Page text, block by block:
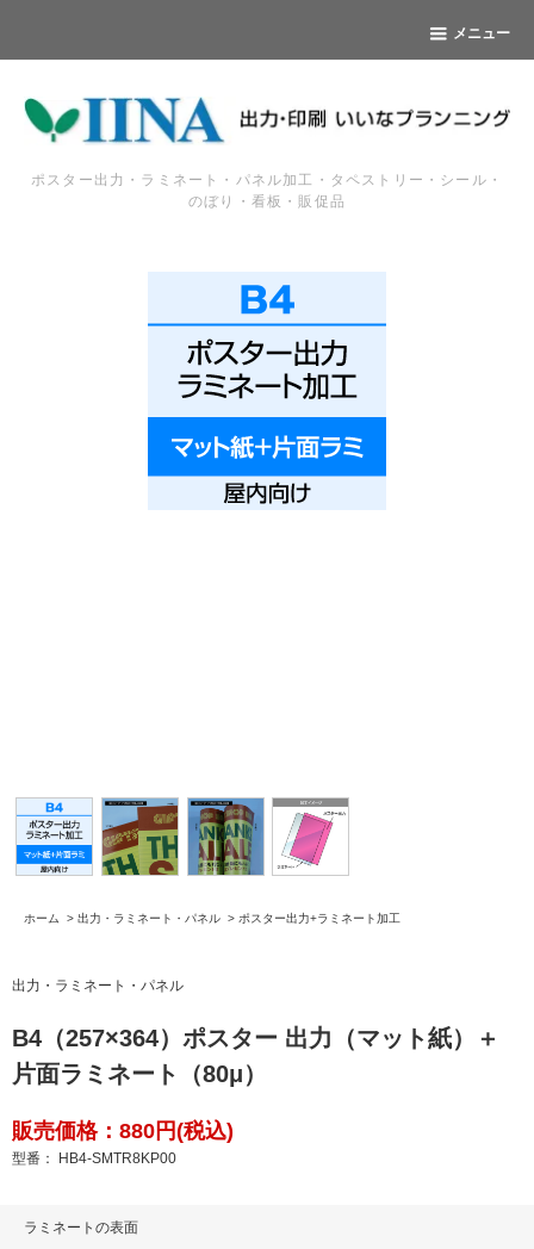
メニュー
ポスター出力・ラミネート・パネル加工・タペストリー・シール・
のぼり・看板・販促品
ホーム > 出力・ラミネート・パネル > ポスター出力+ラミネート加工
出力・ラミネート・パネル
B4（257×364）ポスター 出力（マット紙）＋
片面ラミネート（80μ）
販売価格：880円(税込)
型番： HB4-SMTR8KP00
ラミネートの表面